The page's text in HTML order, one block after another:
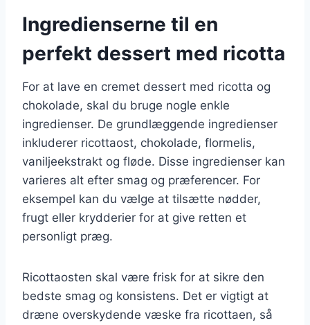
Ingredienserne til en
perfekt dessert med ricotta
For at lave en cremet dessert med ricotta og
chokolade, skal du bruge nogle enkle
ingredienser. De grundlæggende ingredienser
inkluderer ricottaost, chokolade, flormelis,
vaniljeekstrakt og fløde. Disse ingredienser kan
varieres alt efter smag og præferencer. For
eksempel kan du vælge at tilsætte nødder,
frugt eller krydderier for at give retten et
personligt præg.
Ricottaosten skal være frisk for at sikre den
bedste smag og konsistens. Det er vigtigt at
dræne overskydende væske fra ricottaen, så